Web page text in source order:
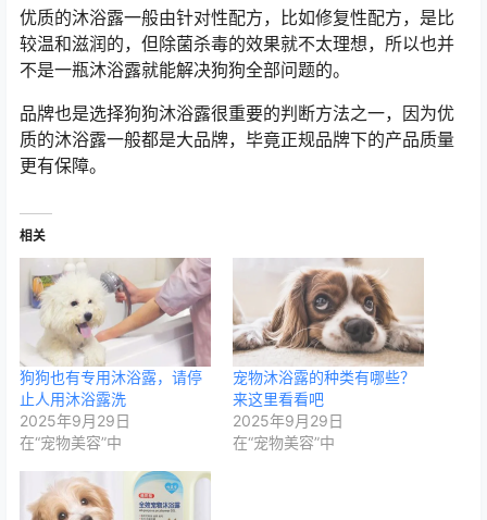
优质的沐浴露一般由针对性配方，比如修复性配方，是比
较温和滋润的，但除菌杀毒的效果就不太理想，所以也并
不是一瓶沐浴露就能解决狗狗全部问题的。
品牌也是选择狗狗沐浴露很重要的判断方法之一，因为优
质的沐浴露一般都是大品牌，毕竟正规品牌下的产品质量
更有保障。
相关
狗狗也有专用沐浴露，请停
止人用沐浴露洗
2025年9月29日
在“宠物美容”中
宠物沐浴露的种类有哪些？
来这里看看吧
2025年9月29日
在“宠物美容”中